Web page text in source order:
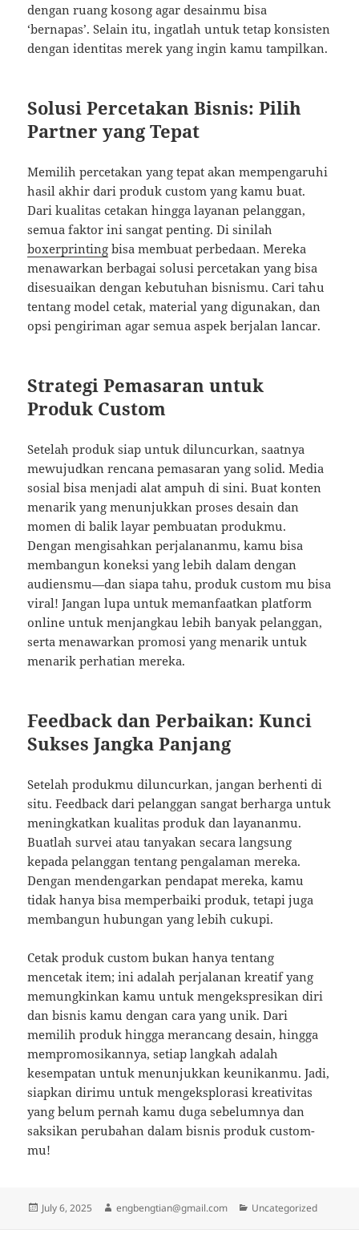
dengan ruang kosong agar desainmu bisa
‘bernapas’. Selain itu, ingatlah untuk tetap konsisten
dengan identitas merek yang ingin kamu tampilkan.
Solusi Percetakan Bisnis: Pilih
Partner yang Tepat
Memilih percetakan yang tepat akan mempengaruhi
hasil akhir dari produk custom yang kamu buat.
Dari kualitas cetakan hingga layanan pelanggan,
semua faktor ini sangat penting. Di sinilah
boxerprinting bisa membuat perbedaan. Mereka
menawarkan berbagai solusi percetakan yang bisa
disesuaikan dengan kebutuhan bisnismu. Cari tahu
tentang model cetak, material yang digunakan, dan
opsi pengiriman agar semua aspek berjalan lancar.
Strategi Pemasaran untuk
Produk Custom
Setelah produk siap untuk diluncurkan, saatnya
mewujudkan rencana pemasaran yang solid. Media
sosial bisa menjadi alat ampuh di sini. Buat konten
menarik yang menunjukkan proses desain dan
momen di balik layar pembuatan produkmu.
Dengan mengisahkan perjalananmu, kamu bisa
membangun koneksi yang lebih dalam dengan
audiensmu—dan siapa tahu, produk custom mu bisa
viral! Jangan lupa untuk memanfaatkan platform
online untuk menjangkau lebih banyak pelanggan,
serta menawarkan promosi yang menarik untuk
menarik perhatian mereka.
Feedback dan Perbaikan: Kunci
Sukses Jangka Panjang
Setelah produkmu diluncurkan, jangan berhenti di
situ. Feedback dari pelanggan sangat berharga untuk
meningkatkan kualitas produk dan layananmu.
Buatlah survei atau tanyakan secara langsung
kepada pelanggan tentang pengalaman mereka.
Dengan mendengarkan pendapat mereka, kamu
tidak hanya bisa memperbaiki produk, tetapi juga
membangun hubungan yang lebih cukupi.
Cetak produk custom bukan hanya tentang
mencetak item; ini adalah perjalanan kreatif yang
memungkinkan kamu untuk mengekspresikan diri
dan bisnis kamu dengan cara yang unik. Dari
memilih produk hingga merancang desain, hingga
mempromosikannya, setiap langkah adalah
kesempatan untuk menunjukkan keunikanmu. Jadi,
siapkan dirimu untuk mengeksplorasi kreativitas
yang belum pernah kamu duga sebelumnya dan
saksikan perubahan dalam bisnis produk custom-
mu!
Posted
July 6, 2025 Author
engbengtian@gmail.com Categories
Uncategorized